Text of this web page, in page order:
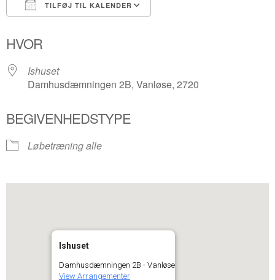
TILFØJ TIL KALENDER
HVOR
Ishuset
Damhusdæmningen 2B, Vanløse, 2720
BEGIVENHEDSTYPE
Løbetræning alle
Ishuset
Damhusdæmningen 2B - Vanløse
View Arrangementer